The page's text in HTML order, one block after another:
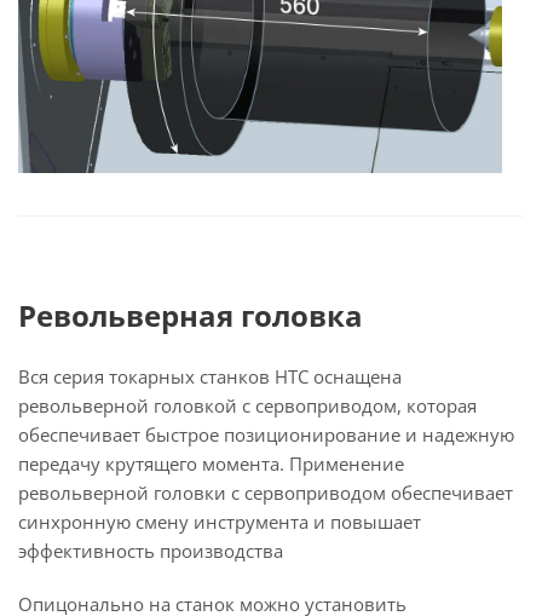
Револьверная головка
Вся серия токарных станков HTC оснащена
револьверной головкой с сервоприводом, которая
обеспечивает быстрое позиционирование и надежную
передачу крутящего момента. Применение
револьверной головки с сервоприводом обеспечивает
синхронную смену инструмента и повышает
эффективность производства
Опицонально на станок можно установить